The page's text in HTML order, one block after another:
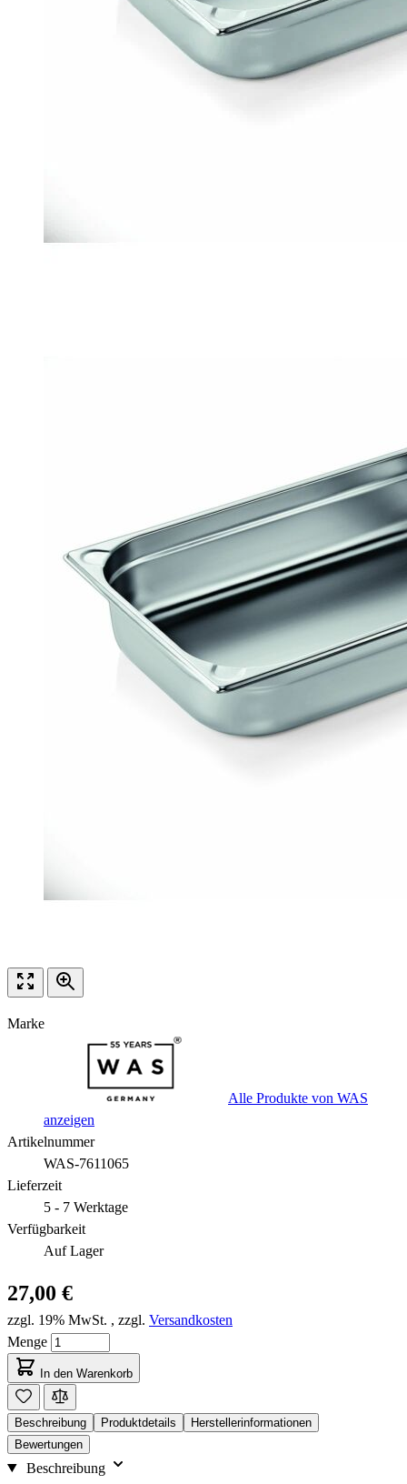
Marke
Alle Produkte von WAS
anzeigen
Artikelnummer
WAS-7611065
Lieferzeit
5 - 7 Werktage
Verfügbarkeit
Auf Lager
27,00 €
zzgl. 19% MwSt. , zzgl. Versandkosten
Menge
In den Warenkorb
Beschreibung Produktdetails
Herstellerinformationen
Bewertungen
Beschreibung